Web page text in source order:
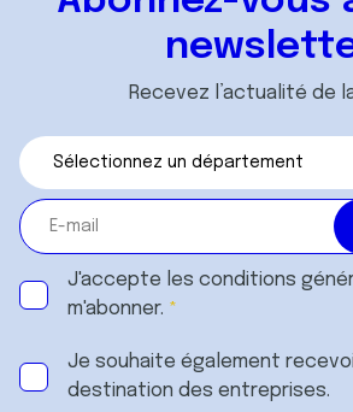
services.
Recevez l’actualité de
J'accepte les conditions
m'abonner.
Je souhaite également
destination des entreprises.